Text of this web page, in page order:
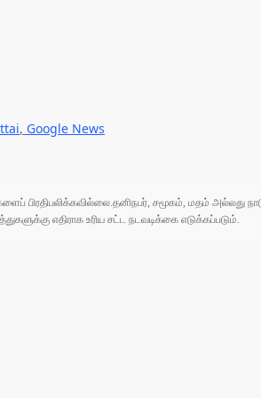
, Google News
பிரதிபலிக்கவில்லை.தனிநபர், சமூகம், மதம் அல்லது
எதிராக உரிய சட்ட நடவடிக்கை எடுக்கப்படும்.